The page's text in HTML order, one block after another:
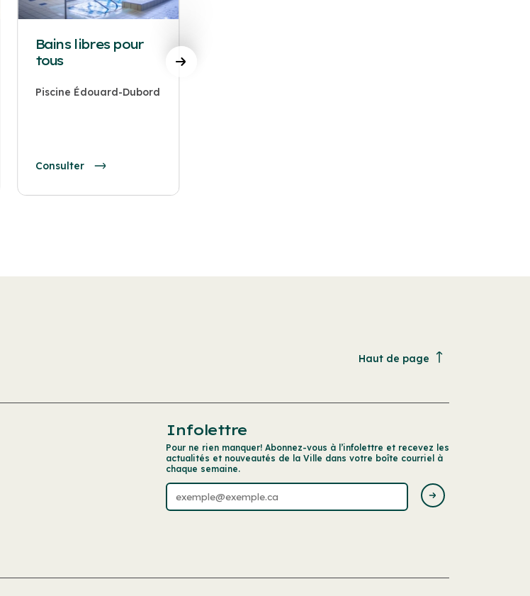
Bains libres pour
tous
Piscine Édouard-Dubord
Consulter
Haut de page
Infolettre
Pour ne rien manquer! Abonnez-vous à l’infolettre et recevez les
actualités et nouveautés de la Ville dans votre boîte courriel à
chaque semaine.